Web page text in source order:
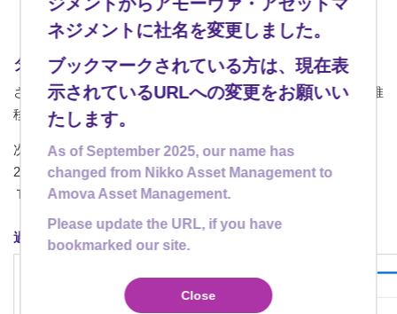
ダウ平均の新ETFに投資＝分散投資効果
さて、このダウ平均の新ETFに投資する効果、意味を過去の推
移から見てみたいと思います。
次のグラフは、リーマンショック（2008年9月15日）の前の
2007年12月末を基準にダウ平均（為替ヘッジ）、日経平均、
ＴＯＰＩＸの推移を見たグラフです。
過去の指数の推移（2007年12月31日～2020年2月28日）
ネジメントに社名を変更しました。
ブックマークされている方は、現在表
示されているURLへの変更をお願いい
たします。
As of September 2025, our name has
changed from Nikko Asset Management to
Amova Asset Management.
Please update the URL, if you have
bookmarked our site.
Close